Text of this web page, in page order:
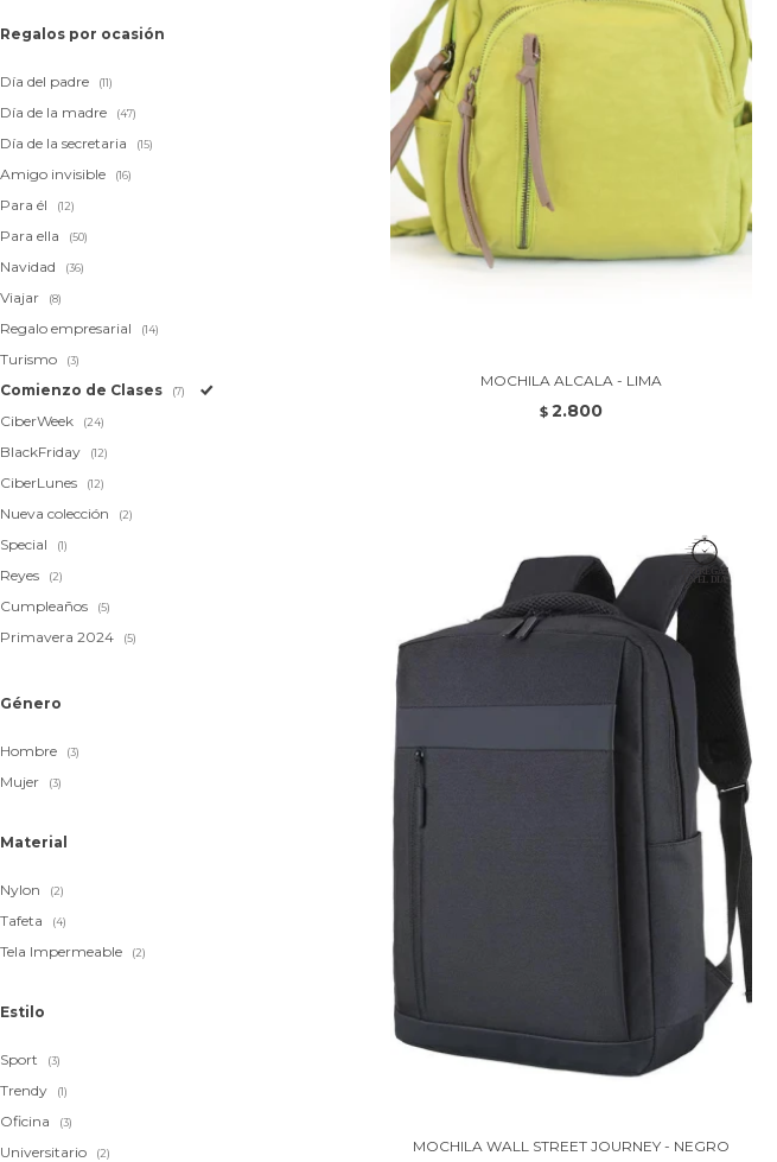
MOCHILA ALCALA - LIMA
$ 2.800
MOCHILA WALL STREET JOURNEY - NEGRO
Regalos por ocasión
Día del padre (11)
Día de la madre (47)
Día de la secretaria (15)
Amigo invisible (16)
Para él (12)
Para ella (50)
Navidad (36)
Viajar (8)
Regalo empresarial (14)
Turismo (3)
Comienzo de Clases (7)
CiberWeek (24)
BlackFriday (12)
CiberLunes (12)
Nueva colección (2)
Special (1)
Reyes (2)
Cumpleaños (5)
Primavera 2024 (5)
Género
Hombre (3)
Mujer (3)
Material
Nylon (2)
Tafeta (4)
Tela Impermeable (2)
Estilo
Sport (3)
Trendy (1)
Oficina (3)
Universitario (2)